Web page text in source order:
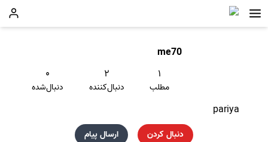
me70
۱
مطلب
۲
دنبال‌کننده
۰
دنبال‌شده
pariya
دنبال کردن ارسال پیام